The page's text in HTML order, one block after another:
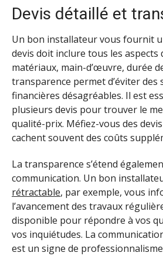
Devis détaillé et
Un bon installateur vous fournit
devis doit inclure tous les aspects
matériaux, main-d’œuvre, durée
transparence permet d’éviter des
financières désagréables. Il est
plusieurs devis pour trouver le
qualité-prix. Méfiez-vous des
cachent souvent des coûts
La transparence s’étend
communication. Un bon
rétractable, par exemple, vous
l’avancement des travaux
disponible pour répondre à vos
vos inquiétudes. La
est un signe de